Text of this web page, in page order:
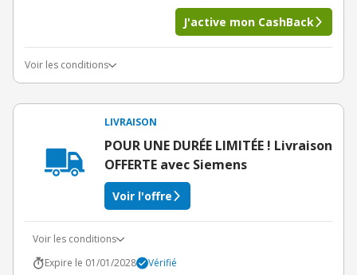
J'active mon CashBack
Voir les conditions
LIVRAISON
POUR UNE DURÉE LIMITÉE ! Livraison
OFFERTE avec Siemens
Voir l'offre
Voir les conditions
Expire le 01/01/2028
Vérifié